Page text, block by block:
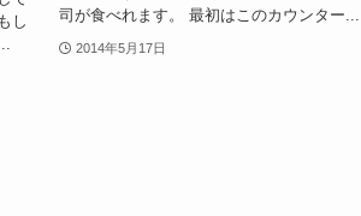
し
司が食べれます。 最初はこのカウンター...
2014年5月17日